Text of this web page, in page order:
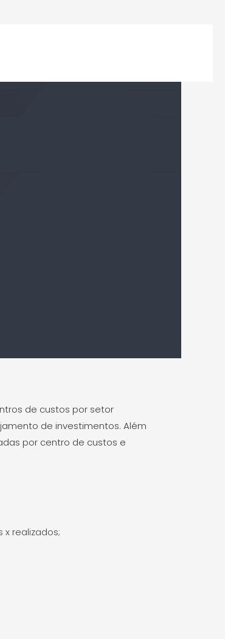
de custos por setor
de investimentos. Além
por centro de custos e
realizados;